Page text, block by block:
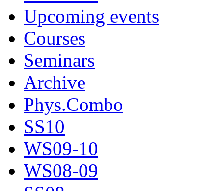
Upcoming events
Courses
Seminars
Archive
Phys.Combo
SS10
WS09-10
WS08-09